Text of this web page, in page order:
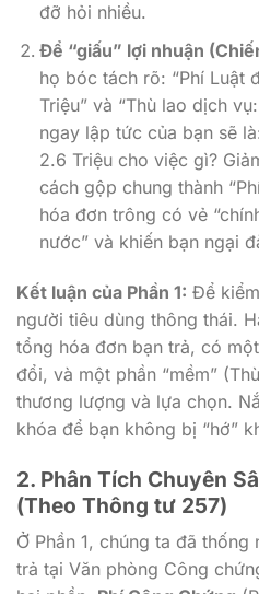
đỡ hỏi nhiều.
Để “giấu” lợi nhuận
họ bóc tách rõ: “Phí Luật
Triệu” và “Thù lao dịch
ngay lập tức của bạn sẽ
2.6 Triệu cho việc gì?
cách gộp chung thành
hóa đơn trông có vẻ
nước” và khiến bạn ngại
Kết luận của Phần 1: Để
người tiêu dùng thông thái.
tổng hóa đơn bạn trả, có
đổi, và một phần “mềm”
thương lượng và lựa chọn.
khóa để bạn không bị “hớ”
2. Phân Tích Chuyên
(Theo Thông tư 257)
Ở Phần 1, chúng ta đã
trả tại Văn phòng Công